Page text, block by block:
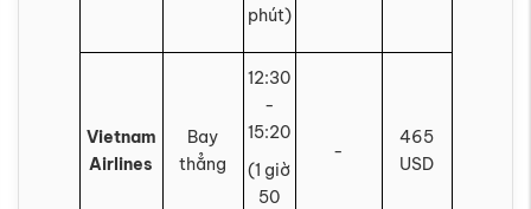
phút)
Vietnam
Airlines
Bay
thẳng
12:30
-
15:20
(1 giờ
50
-
465
USD